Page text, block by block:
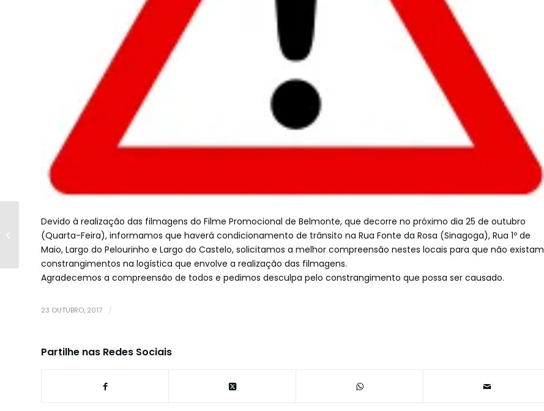
Devido à realização das filmagens do Filme Promocional de Belmonte, que decorre no próximo dia 25 de outubro
(Quarta-Feira), informamos que haverá condicionamento de trânsito na Rua Fonte da Rosa (Sinagoga), Rua 1º de
Maio, Largo do Pelourinho e Largo do Castelo, solicitamos a melhor compreensão nestes locais para que não existam
constrangimentos na logística que envolve a realização das filmagens.
Agradecemos a compreensão de todos e pedimos desculpa pelo constrangimento que possa ser causado.
23 OUTUBRO, 2017 /
Partilhe nas Redes Sociais
Tomada de Posse
Câmara Municipal
de Belmonte 2017-